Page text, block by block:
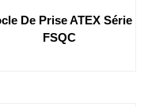
De Prise ATEX Série
FSQC